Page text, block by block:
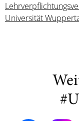
Universität